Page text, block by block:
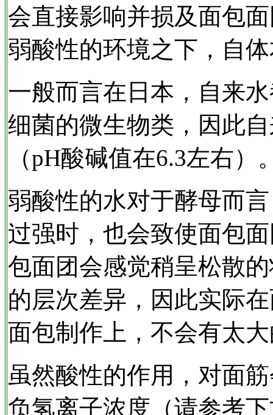
会直接影响并损及面包
弱酸性的环境之下，自
一般而言在日本，自来
细菌的微生物类，因此
（pH酸碱值在6.3左右）
弱酸性的水对于酵母而
过强时，也会致使面包
包面团会感觉稍呈松散
的层次差异，因此实际
面包制作上，不会有太
虽然酸性的作用，对面
负氢离子浓度（请参考